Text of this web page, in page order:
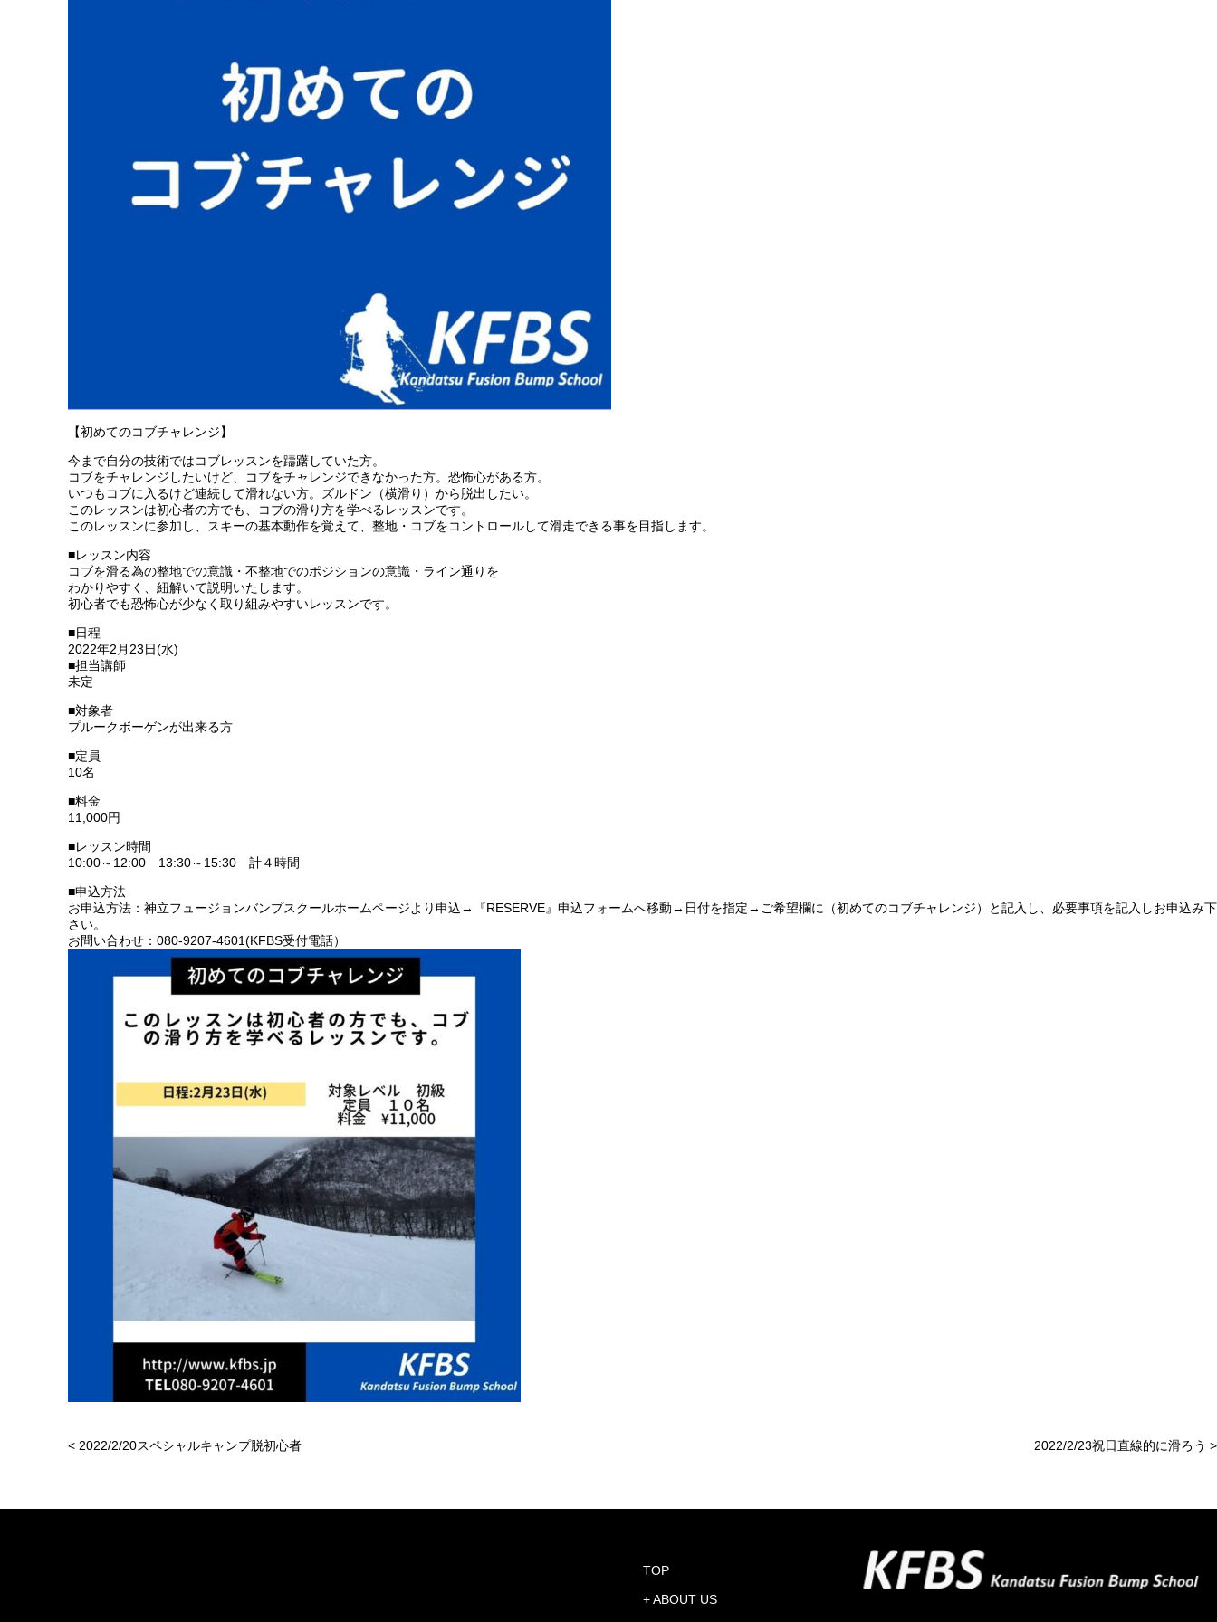
CONTACT
RESERVE
PRIVERCYPOLICY
【初めてのコブチャレンジ】
今まで自分の技術ではコブレッスンを躊躇していた方。
コブをチャレンジしたいけど、コブをチャレンジできなかった方。恐怖心がある方。
いつもコブに入るけど連続して滑れない方。ズルドン（横滑り）から脱出したい。
このレッスンは初心者の方でも、コブの滑り方を学べるレッスンです。
このレッスンに参加し、スキーの基本動作を覚えて、整地・コブをコントロールして滑走できる事を目指します。
■レッスン内容
コブを滑る為の整地での意識・不整地でのポジションの意識・ライン通りを
わかりやすく、紐解いて説明いたします。
初心者でも恐怖心が少なく取り組みやすいレッスンです。
■日程
2022年2月23日(水)
■担当講師
未定
■対象者
プルークボーゲンが出来る方
■定員
10名
■料金
11,000円
■レッスン時間
10:00～12:00 13:30～15:30 計４時間
■申込方法
お申込方法：神立フュージョンバンプスクールホームページより申込→『RESERVE』申込フォームへ移動→日付を指定→ご希望欄に（初めてのコブチャレンジ）と記入し、必要事項を記入しお申込み下
さい。
お問い合わせ：080-9207-4601(KFBS受付電話）
< 2022/2/20スペシャルキャンプ脱初心者 2022/2/23祝日直線的に滑ろう >
TOP
+ ABOUT US